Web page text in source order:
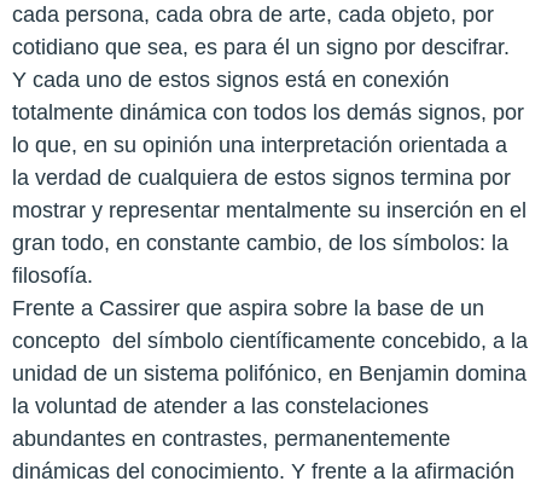
cada persona, cada obra de arte, cada objeto, por
cotidiano que sea, es para él un signo por descifrar.
Y cada uno de estos signos está en conexión
totalmente dinámica con todos los demás signos, por
lo que, en su opinión una interpretación orientada a
la verdad de cualquiera de estos signos termina por
mostrar y representar mentalmente su inserción en el
gran todo, en constante cambio, de los símbolos: la
filosofía.
Frente a Cassirer que aspira sobre la base de un
concepto del símbolo científicamente concebido, a la
unidad de un sistema polifónico, en Benjamin domina
la voluntad de atender a las constelaciones
abundantes en contrastes, permanentemente
dinámicas del conocimiento. Y frente a la afirmación